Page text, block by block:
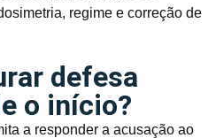
regime e correção de
defesa
o início?
a responder a acusação ao